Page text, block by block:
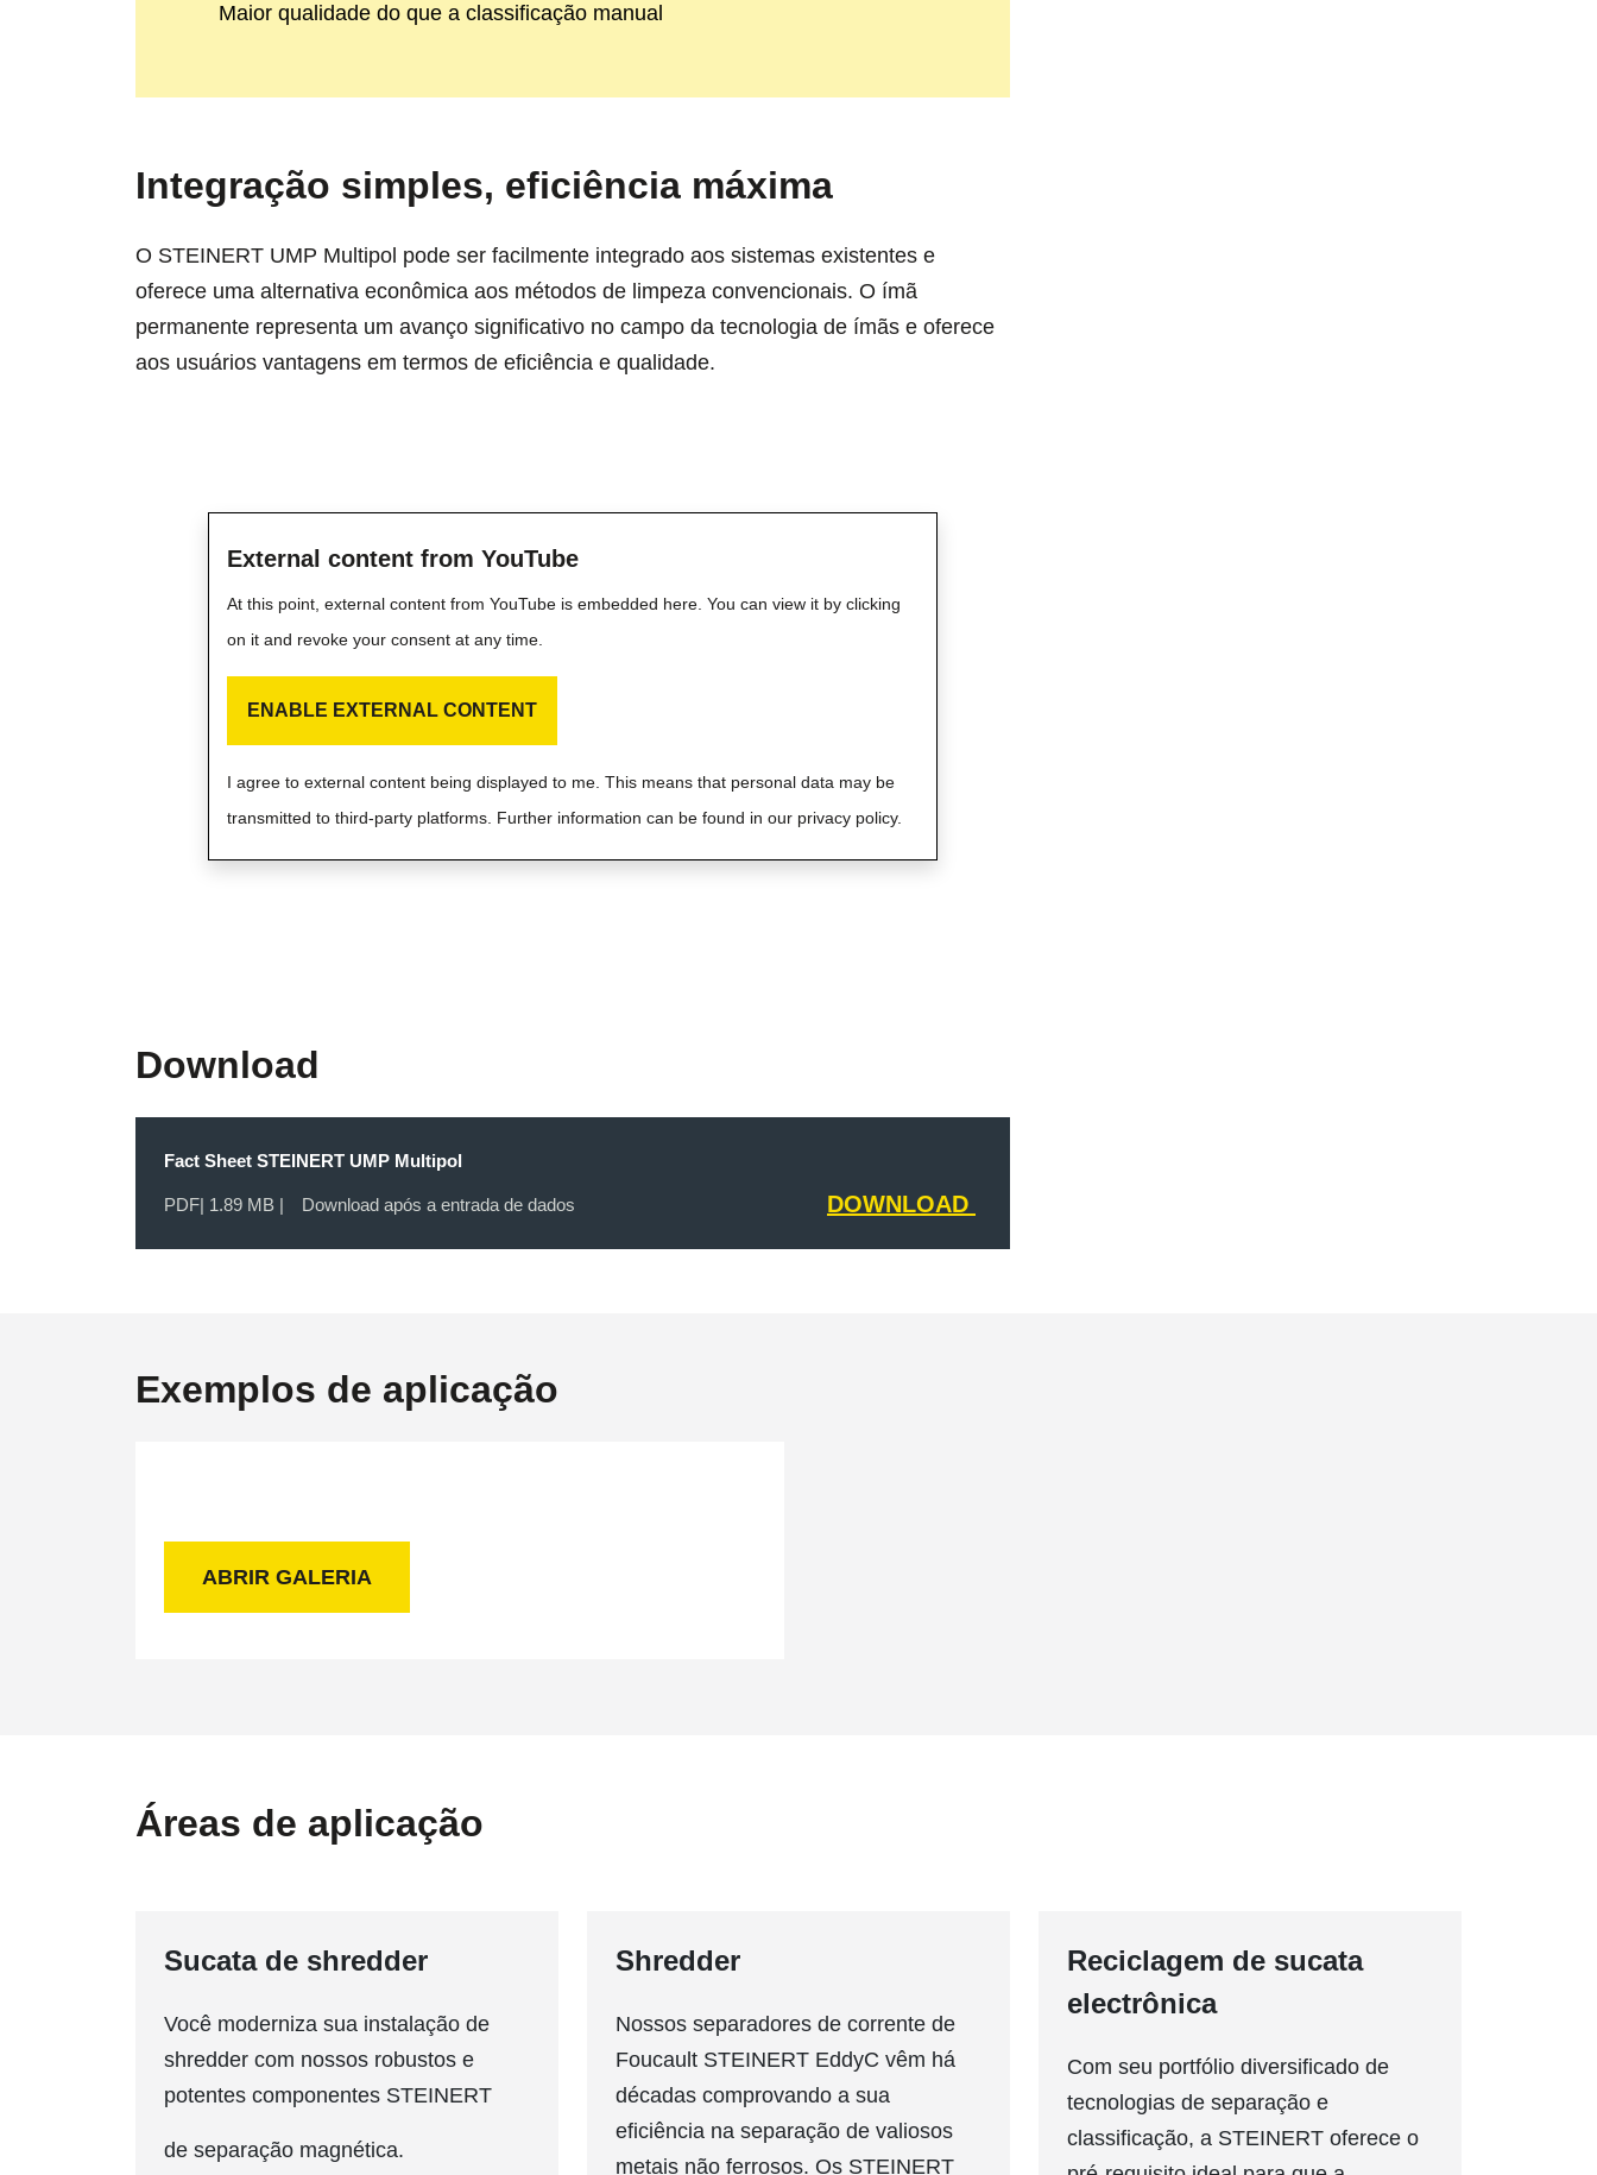
Maior qualidade do que a classificação manual
Integração simples, eficiência máxima
O STEINERT UMP Multipol pode ser facilmente integrado aos sistemas existentes e
oferece uma alternativa econômica aos métodos de limpeza convencionais. O ímã
permanente representa um avanço significativo no campo da tecnologia de ímãs e oferece
aos usuários vantagens em termos de eficiência e qualidade.
External content from YouTube
At this point, external content from YouTube is embedded here. You can view it by clicking
on it and revoke your consent at any time.
ENABLE EXTERNAL CONTENT
I agree to external content being displayed to me. This means that personal data may be
transmitted to third-party platforms. Further information can be found in our privacy policy.
Download
Fact Sheet STEINERT UMP Multipol
PDF| 1.89 MB | Download após a entrada de dados DOWNLOAD
Exemplos de aplicação
ABRIR GALERIA
Áreas de aplicação
Sucata de shredder
Você moderniza sua instalação de
shredder com nossos robustos e
potentes componentes STEINERT
de separação magnética.
Shredder
Nossos separadores de corrente de
Foucault STEINERT EddyC vêm há
décadas comprovando a sua
eficiência na separação de valiosos
metais não ferrosos. Os STEINERT
Reciclagem de sucata
electrônica
Com seu portfólio diversificado de
tecnologias de separação e
classificação, a STEINERT oferece o